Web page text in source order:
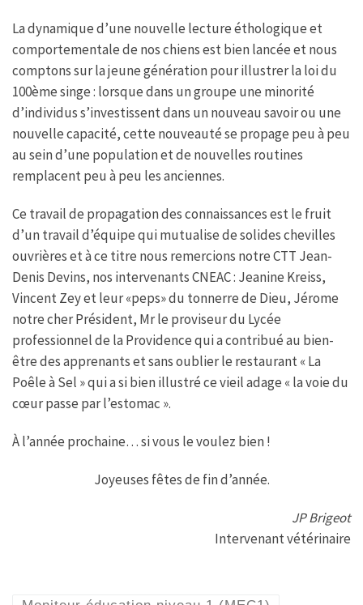
La dynamique d’une nouvelle lecture éthologique et
comportementale de nos chiens est bien lancée et nous
comptons sur la jeune génération pour illustrer la loi du
100ème singe : lorsque dans un groupe une minorité
d’individus s’investissent dans un nouveau savoir ou une
nouvelle capacité, cette nouveauté se propage peu à peu
au sein d’une population et de nouvelles routines
remplacent peu à peu les anciennes.
Ce travail de propagation des connaissances est le fruit
d’un travail d’équipe qui mutualise de solides chevilles
ouvrières et à ce titre nous remercions notre CTT Jean-
Denis Devins, nos intervenants CNEAC : Jeanine Kreiss,
Vincent Zey et leur «peps» du tonnerre de Dieu, Jérome
notre cher Président, Mr le proviseur du Lycée
professionnel de la Providence qui a contribué au bien-
être des apprenants et sans oublier le restaurant « La
Poêle à Sel » qui a si bien illustré ce vieil adage « la voie du
cœur passe par l’estomac ».
À l’année prochaine… si vous le voulez bien !
Joyeuses fêtes de fin d’année.
JP Brigeot
Intervenant vétérinaire